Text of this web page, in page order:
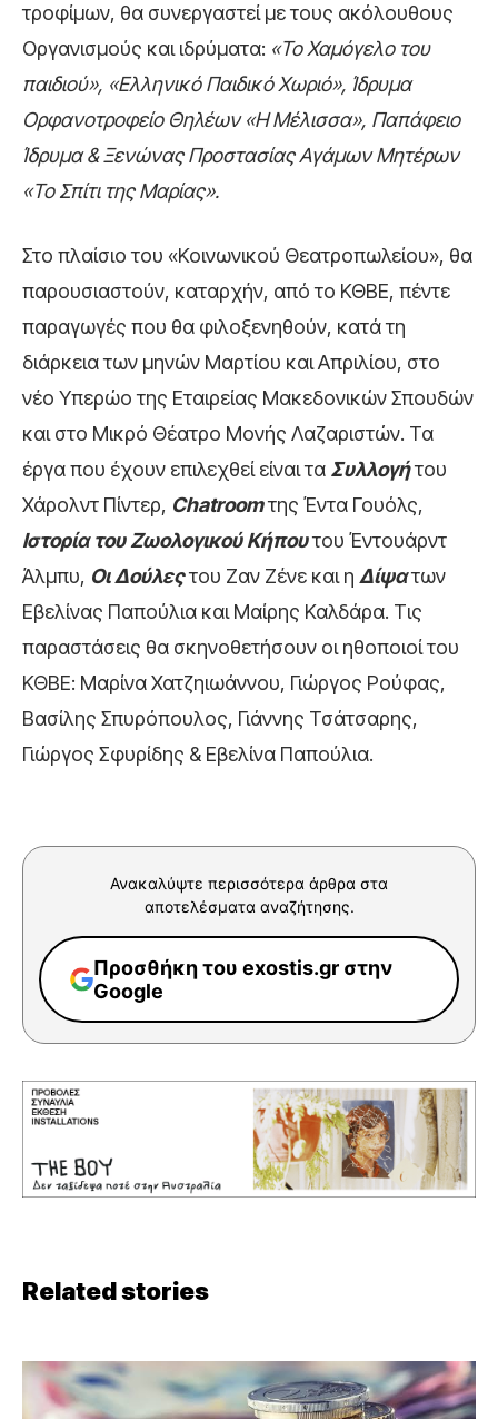
τροφίμων, θα συνεργαστεί με τους ακόλουθους
Οργανισμούς και ιδρύματα: «Το Χαμόγελο του
παιδιού», «Ελληνικό Παιδικό Χωριό», Ίδρυμα
Ορφανοτροφείο Θηλέων «Η Μέλισσα», Παπάφειο
Ίδρυμα & Ξενώνας Προστασίας Αγάμων Μητέρων
«Το Σπίτι της Μαρίας».
Στο πλαίσιο του «Κοινωνικού Θεατροπωλείου», θα
παρουσιαστούν, καταρχήν, από το ΚΘΒΕ, πέντε
παραγωγές που θα φιλοξενηθούν, κατά τη
διάρκεια των μηνών Μαρτίου και Απριλίου, στο
νέο Υπερώο της Εταιρείας Μακεδονικών Σπουδών
και στο Μικρό Θέατρο Μονής Λαζαριστών. Τα
έργα που έχουν επιλεχθεί είναι τα Συλλογήτου
Χάρολντ Πίντερ, Chatroomτης Έντα Γουόλς,
Ιστορία του Ζωολογικού Κήπουτου Έντουάρντ
Άλμπυ, Οι Δούλεςτου Ζαν Ζένε και η Δίψατων
Εβελίνας Παπούλια και Μαίρης Καλδάρα. Τις
παραστάσεις θα σκηνοθετήσουν οι ηθοποιοί του
ΚΘΒΕ: Μαρίνα Χατζηιωάννου, Γιώργος Ρούφας,
Βασίλης Σπυρόπουλος, Γιάννης Τσάτσαρης,
Γιώργος Σφυρίδης & Εβελίνα Παπούλια.
Ανακαλύψτε περισσότερα άρθρα στα
αποτελέσματα αναζήτησης.
Προσθήκη του exostis.gr στην
Google
Related stories